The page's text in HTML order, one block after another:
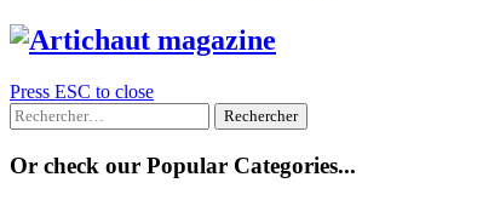
Press ESC to close
Rechercher :
Or check our Popular Categories...